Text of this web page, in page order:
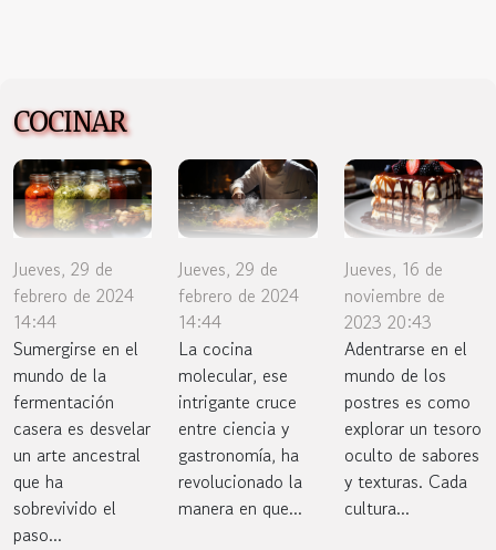
COCINAR
Jueves, 29 de
febrero de 2024
14:44
Sumergirse en el
mundo de la
fermentación
casera es desvelar
un arte ancestral
que ha
sobrevivido el
paso...
Jueves, 29 de
febrero de 2024
14:44
La cocina
molecular, ese
intrigante cruce
entre ciencia y
gastronomía, ha
revolucionado la
manera en que...
Jueves, 16 de
noviembre de
2023 20:43
Adentrarse en el
mundo de los
postres es como
explorar un tesoro
oculto de sabores
y texturas. Cada
cultura...